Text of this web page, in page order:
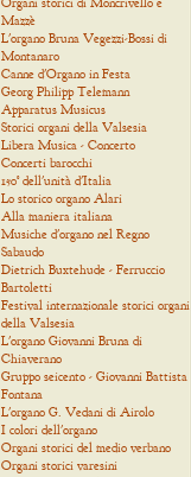
Mazzè
L'organo Bruna Vegezzi-Bossi di
Montanaro
Canne d'Organo in Festa
Georg Philipp Telemann
Apparatus Musicus
Storici organi della Valsesia
Libera Musica - Concerto
Concerti barocchi
150° dell'unità d'Italia
Lo storico organo Alari
Alla maniera italiana
Musiche d'organo nel Regno
Sabaudo
Dietrich Buxtehude - Ferruccio
Bartoletti
Festival internazionale storici organi
della Valsesia
L'organo Giovanni Bruna di
Chiaverano
Gruppo seicento - Giovanni Battista
Fontana
L'organo G. Vedani di Airolo
I colori dell'organo
Organi storici del medio verbano
Organi storici varesini